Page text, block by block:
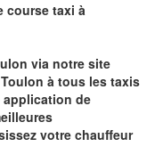
course taxi à
via notre site
Toulon à tous les taxis
application de
votre chauffeur